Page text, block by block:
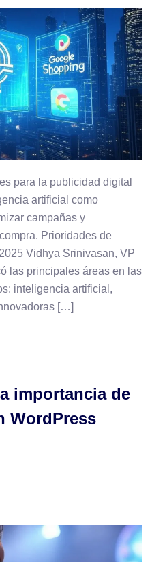
para la publicidad digital
artificial como
campañas y
Prioridades de
Vidhya Srinivasan, VP
las principales áreas en las
inteligencia artificial,
[…]
importancia de
WordPress